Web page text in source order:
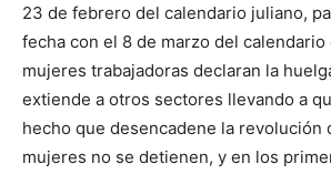
23 de febrero del calendario juliano,
fecha con el 8 de marzo del
mujeres trabajadoras declaran la
extiende a otros sectores llevando a
hecho que desencadene la revolución
mujeres no se detienen, y en los